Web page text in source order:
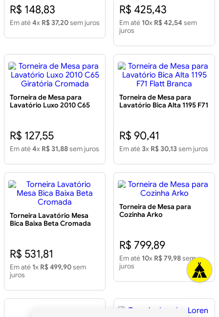
R$ 148,83
Em até4x R$ 37,20sem juros
R$ 425,43
Em até 10x R$ 42,54 sem
juros
Torneira de Mesa para
Lavatório Luxo 2010 C65
R$ 127,55
Em até4x R$ 31,88sem juros
Torneira de Mesa para
Lavatório Bica Alta 1195 F71
R$ 90,41
Em até 3x R$ 30,13sem juros
Torneira Lavatório Mesa
Bica Baixa Beta Cromada
R$ 531,81
Em até 1x R$ 499,90sem
juros
Torneira de Mesa para
Cozinha Arko
R$ 799,89
Em até 10x R$ 79,98sem
juros